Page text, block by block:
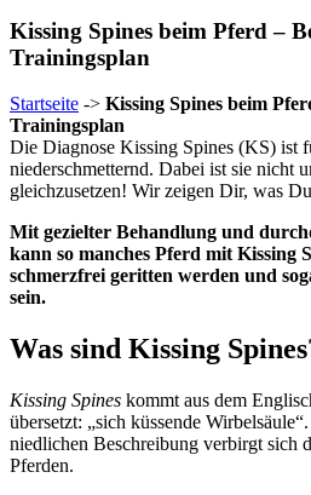
Kissing Spines beim Pferd –
Trainingsplan
Startseite -> Kissing Spines beim
Trainingsplan
Die Diagnose Kissing Spines (KS) ist
niederschmetternd. Dabei ist sie nicht
gleichzusetzen! Wir zeigen Dir, was
Mit gezielter Behandlung und
kann so manches Pferd mit Kissing
schmerzfrei geritten werden und
sein.
Was sind Kissing
Kissing Spines kommt aus dem
übersetzt: „sich küssende
niedlichen Beschreibung verbirgt sich
Pferden.